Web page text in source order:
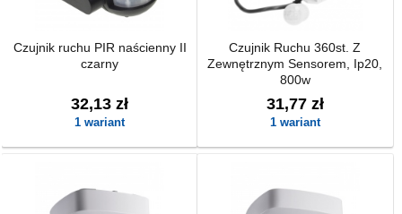
Czujnik ruchu PIR naścienny II
czarny
32,13 zł
1 wariant
Czujnik Ruchu 360st. Z
Zewnętrznym Sensorem, Ip20,
800w
31,77 zł
1 wariant